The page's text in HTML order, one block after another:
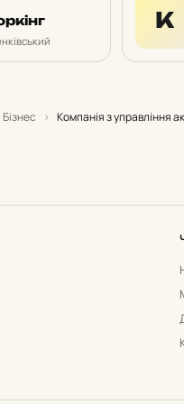
К
Бізнес › Компанія з управління